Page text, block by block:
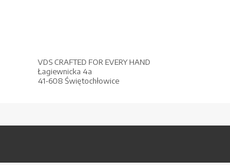
VDS CRAFTED FOR EVERY HAND
Łagiewnicka 4a
41-608 Świętochłowice